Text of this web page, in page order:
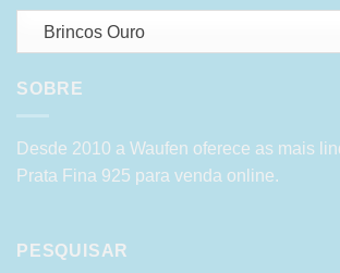
Brincos Ouro
SOBRE
Desde 2010 a Waufen oferece as mais
Prata Fina 925 para venda online.
PESQUISAR